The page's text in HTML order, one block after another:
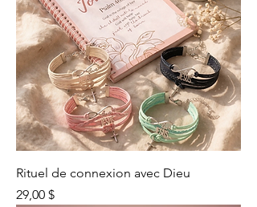
Rituel de connexion avec Dieu
Prix
29,00 $